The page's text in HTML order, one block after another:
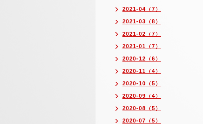
2021-04（7）
2021-03（8）
2021-02（7）
2021-01（7）
2020-12（6）
2020-11（4）
2020-10（5）
2020-09（4）
2020-08（5）
2020-07（5）